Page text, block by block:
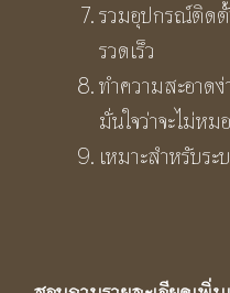
รวมอุปกรณ์ติด
รวดเร็ว
ทำความสะอาด
มั่นใจว่าจะไม่หม
เหมาะสำหรับร